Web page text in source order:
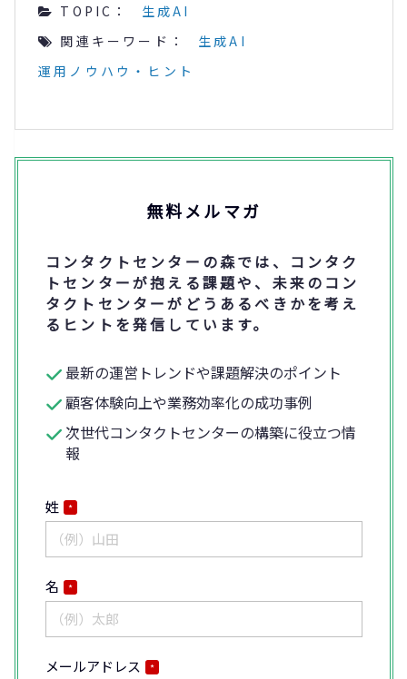
TOPIC：
生成AI
関連キーワード：
生成AI
運用ノウハウ・ヒント
無料メルマガ
コンタクトセンターの森では、コンタク
トセンターが抱える課題や、未来のコン
タクトセンターがどうあるべきかを考え
るヒントを発信しています。
最新の運営トレンドや課題解決のポイント
顧客体験向上や業務効率化の成功事例
次世代コンタクトセンターの構築に役立つ情
報
姓 *
名 *
メールアドレス *